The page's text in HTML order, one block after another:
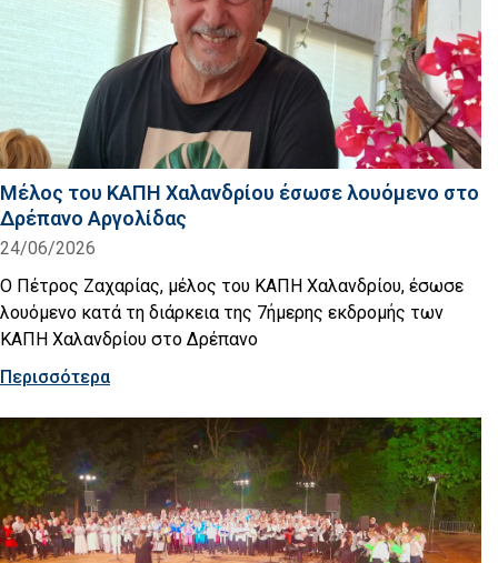
Μέλος του ΚΑΠΗ Χαλανδρίου έσωσε λουόμενο στο
Δρέπανο Αργολίδας
24/06/2026
Ο Πέτρος Ζαχαρίας, μέλος του ΚΑΠΗ Χαλανδρίου, έσωσε
λουόμενο κατά τη διάρκεια της 7ήμερης εκδρομής των
ΚΑΠΗ Χαλανδρίου στο Δρέπανο
Περισσότερα